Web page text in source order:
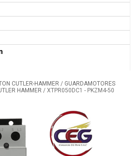
CUTLER-HAMMER / GUARDAMOTORES
HAMMER / XTPR050DC1 - PKZM4-50